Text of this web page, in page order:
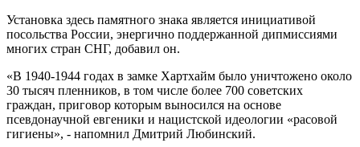
Установка здесь памятного знака является инициативой
посольства России, энергично поддержанной дипмиссиями
многих стран СНГ, добавил он.
«В 1940-1944 годах в замке Хартхайм было уничтожено около
30 тысяч пленников, в том числе более 700 советских
граждан, приговор которым выносился на основе
псевдонаучной евгеники и нацистской идеологии «расовой
гигиены», - напомнил Дмитрий Любинский.